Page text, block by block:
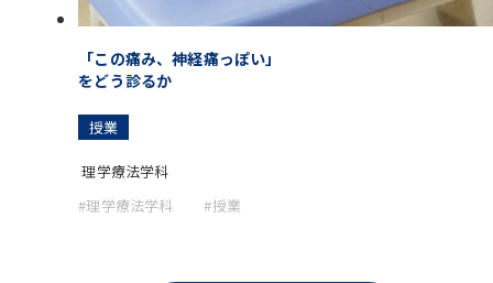
「この痛み、神経痛っぽい」
をどう診るか
授業
理学療法学科
#理学療法学科
#授業